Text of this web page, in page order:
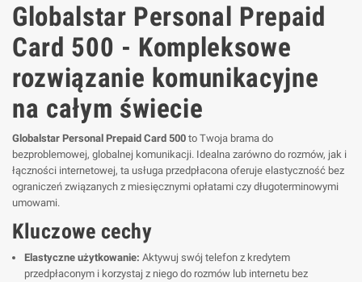
Globalstar Personal Prepaid
Card 500 - Kompleksowe
rozwiązanie komunikacyjne
na całym świecie
Globalstar Personal Prepaid Card 500 to Twoja brama do
bezproblemowej, globalnej komunikacji. Idealna zarówno do rozmów, jak i
łączności internetowej, ta usługa przedpłacona oferuje elastyczność bez
ograniczeń związanych z miesięcznymi opłatami czy długoterminowymi
umowami.
Kluczowe cechy
Elastyczne użytkowanie: Aktywuj swój telefon z kredytem
przedpłaconym i korzystaj z niego do rozmów lub internetu bez